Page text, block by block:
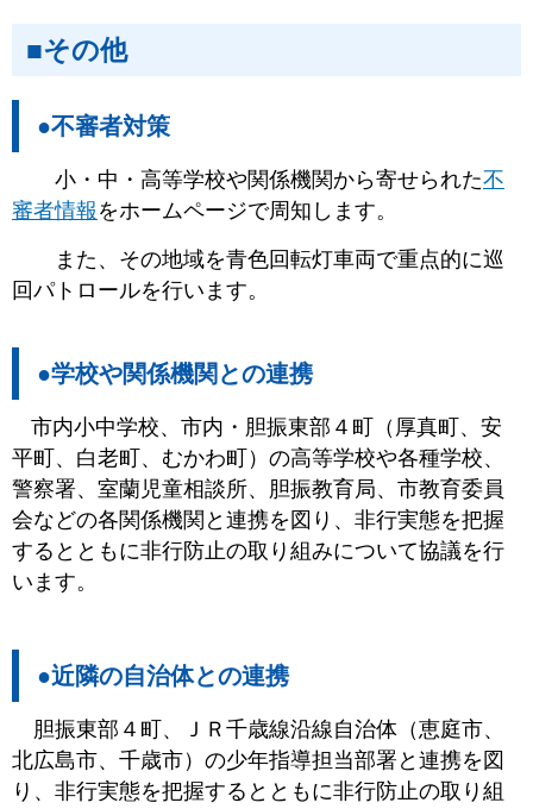
■その他
●不審者対策
小・中・高等学校や関係機関から寄せられた不
審者情報 をホームページで周知します。
また、その地域を青色回転灯車両で重点的に巡
回パトロールを行います。
●学校や関係機関との連携
市内小中学校、市内・胆振東部４町（厚真町、安
平町、白老町、むかわ町）の高等学校や各種学校、
警察署、室蘭児童相談所、胆振教育局、市教育委員
会などの各関係機関と連携を図り、非行実態を把握
するとともに非行防止の取り組みについて協議を行
います。
●近隣の自治体との連携
胆振東部４町、ＪＲ千歳線沿線自治体（恵庭市、
北広島市、千歳市）の少年指導担当部署と連携を図
り、非行実態を把握するとともに非行防止の取り組